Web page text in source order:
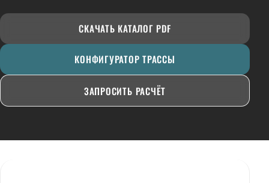
СКАЧАТЬ КАТАЛОГ PDF
КОНФИГУРАТОР ТРАССЫ
ЗАПРОСИТЬ РАСЧЁТ